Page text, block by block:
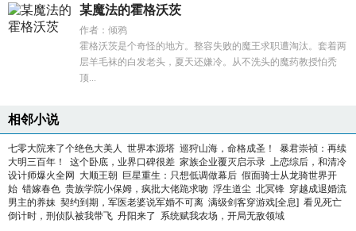
某魔法的霍格沃茨
作者：倾鸦
霍格沃茨是个奇怪的地方。整容失败的魔王求职遭淘汰。套着两
层羊毛袜的白发老头，夏天还嫌冷。从不洗头的魔药教授怕秃
顶...
相邻小说
七零大院来了个绝色大美人 世界本源塔 巡狩山海，命格成圣！
暴君崇祯：再续
大明三百年！
这个卧底，业界口碑很差 家族企业覆灭启示录 上恋综后，和清冷
设计师爆火全网
大顺王朝 巨星重生：只想低调做幕后 假面骑士从龙骑世界开
始 错嫁春色 贵族学院小保姆，疯批大佬跪求吻 浮生道尘 北冥锋 穿越成退婚流
男主的养妹 契约到期，军医老婆说军婚不可离 满级剑客穿游戏[全息] 看见死亡
倒计时，刑侦队被我带飞 丹阳来了 系统赋我农场，开局无敌领域